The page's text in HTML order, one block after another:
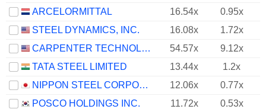
ARCELORMITTAL
16.54x
0.95x
STEEL DYNAMICS, INC.
16.08x 1.72x
CARPENTER TECHNOLOGY CORPORATION
54.57x 9.12x
TATA STEEL LIMITED
13.44x
1.2x
NIPPON STEEL CORPORATION
12.06x
0.77x
POSCO HOLDINGS INC.
11.72x
0.53x